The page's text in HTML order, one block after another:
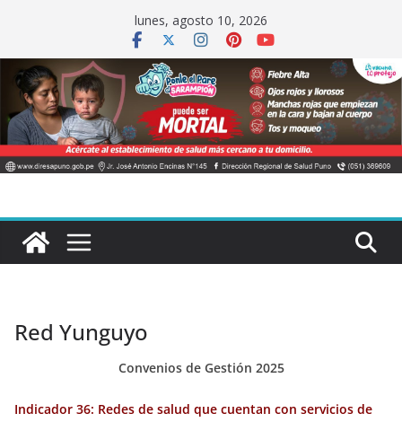
contenido
lunes, agosto 10, 2026
Red Yunguyo
Convenios de Gestión 2025
Indicador 36: Redes de salud que cuentan con servicios de